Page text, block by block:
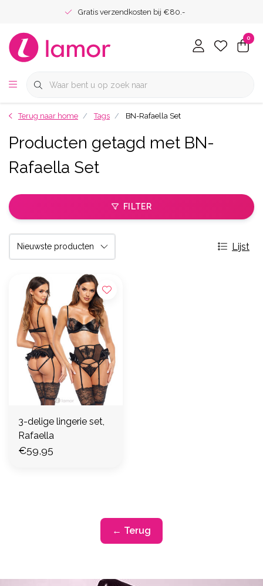
Gratis verzendkosten bij €80.-
0
Terug naar home Tags BN-Rafaella Set
Producten getagd met BN-
Rafaella Set
FILTER
Lijst
3-delige lingerie set,
Rafaella
€59,95
← Terug